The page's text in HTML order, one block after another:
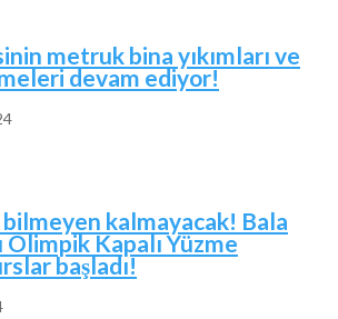
metruk bina yıkımları ve
devam ediyor!
bilmeyen kalmayacak! Bala
Olimpik Kapalı Yüzme
başladı!